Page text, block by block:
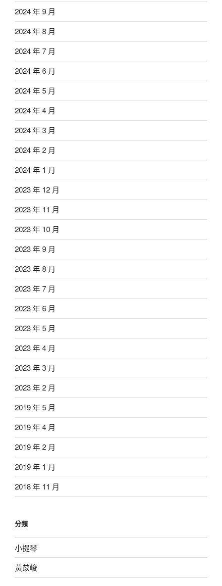
2024 年 9 月
2024 年 8 月
2024 年 7 月
2024 年 6 月
2024 年 5 月
2024 年 4 月
2024 年 3 月
2024 年 2 月
2024 年 1 月
2023 年 12 月
2023 年 11 月
2023 年 10 月
2023 年 9 月
2023 年 8 月
2023 年 7 月
2023 年 6 月
2023 年 5 月
2023 年 4 月
2023 年 3 月
2023 年 2 月
2019 年 5 月
2019 年 4 月
2019 年 2 月
2019 年 1 月
2018 年 11 月
分類
小提琴
黃苡峻